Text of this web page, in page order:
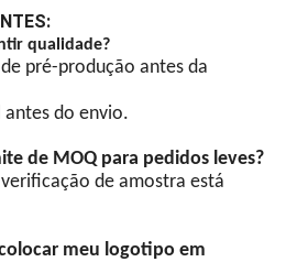
de
(Opcional)
qualidade?
pré-produção antes da
antes do envio.
de MOQ para pedidos leves?
de amostra está
meu logotipo em